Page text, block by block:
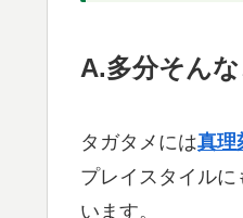
A.多分そん
タガタメには真理
プレイスタイル
います。